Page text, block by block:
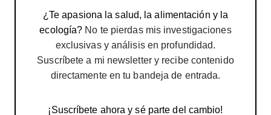
¿Te apasiona la salud, la alimentación y la
ecología? No te pierdas mis investigaciones
exclusivas y análisis en profundidad.
Suscríbete a mi newsletter y recibe contenido
directamente en tu bandeja de entrada.
¡Suscríbete ahora y sé parte del cambio!